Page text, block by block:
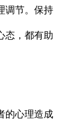
调节。保持
态，都有助
的心理造成